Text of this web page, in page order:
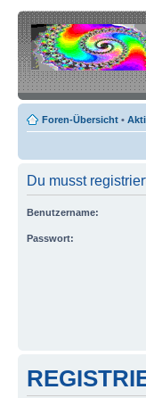
Foren-Übersicht •
Du musst
Benutzername:
Passwort: